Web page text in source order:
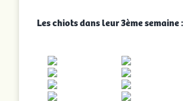
Les chiots dans leur 3ème semaine :